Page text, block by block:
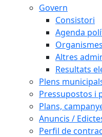
Govern
Consistori
Agenda
Altres
Resultats
Plens
Pressupostos i
Plans,
Anuncis /
Perfil de